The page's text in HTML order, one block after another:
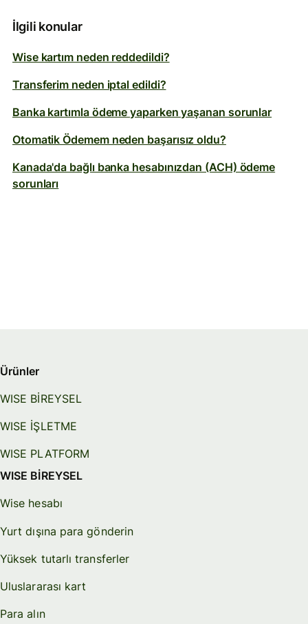
İlgili konular
Wise kartım neden reddedildi?
Transferim neden iptal edildi?
Banka kartımla ödeme yaparken yaşanan sorunlar
Otomatik Ödemem neden başarısız oldu?
Kanada'da bağlı banka hesabınızdan (ACH) ödeme
sorunları
Ürünler
WISE BİREYSEL
WISE İŞLETME
WISE PLATFORM
WISE BİREYSEL
Wise hesabı
Yurt dışına para gönderin
Yüksek tutarlı transferler
Uluslararası kart
Para alın